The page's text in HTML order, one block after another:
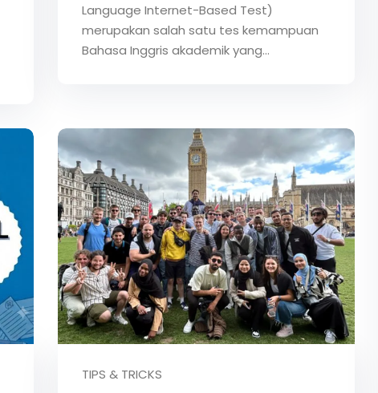
Language Internet-Based Test)
merupakan salah satu tes kemampuan
Bahasa Inggris akademik yang…
TIPS & TRICKS